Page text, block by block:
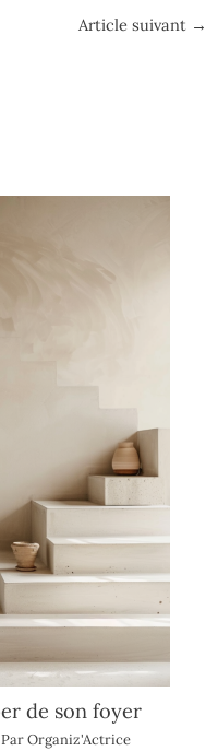
Article suivant →
de son foyer
Organiz'Actrice